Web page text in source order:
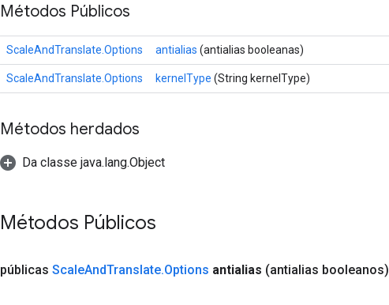
Métodos Públicos
ScaleAndTranslate.Options antialias (antialias booleanas)
ScaleAndTranslate.Options kernelType (String kernelType)
Métodos herdados
Da classe java.lang.Object
Métodos Públicos
públicas ScaleAndTranslate.Options antialias (antialias booleanos)